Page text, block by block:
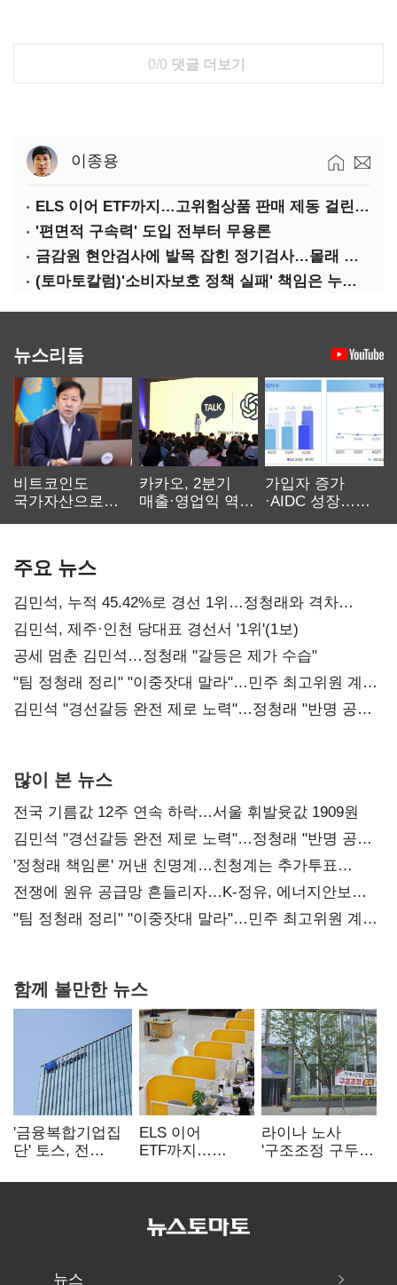
0/0 댓글 더보기
이종용
ELS 이어 ETF까지…고위험상품 판매 제동 걸린 은행
'편면적 구속력' 도입 전부터 무용론
금감원 현안검사에 발목 잡힌 정기검사…몰래 웃는 금융권
(토마토칼럼)'소비자보호 정책 실패' 책임은 누가 지나
뉴스리듬
비트코인도
국가자산으로…'
카카오, 2분기
매출·영업익 역대
가입자 증가
·AIDC 성장…
주요 뉴스
김민석, 누적 45.42%로 경선 1위…정청래와 격차
0.86%p(2보)
김민석, 제주·인천 당대표 경선서 '1위'(1보)
공세 멈춘 김민석…정청래 "갈등은 제가 수습"
"팀 정청래 정리" "이중잣대 말라"…민주 최고위원 계파
다툼 격화
김민석 "경선갈등 완전 제로 노력"…정청래 "반명 공세
많이 본 뉴스
전국 기름값 12주 연속 하락…서울 휘발윳값 1909원
김민석 "경선갈등 완전 제로 노력"…정청래 "반명 공세
사과부터"
'정청래 책임론' 꺼낸 친명계…친청계는 추가투표
때리기
전쟁에 원유 공급망 흔들리자…K-정유, 에너지안보
핵심으로 재부상
"팀 정청래 정리" "이중잣대 말라"…민주 최고위원 계파
함께 볼만한 뉴스
'금융복합기업집
단' 토스, 전
표준화
ELS 이어
ETF까지…
제동 걸린 은행
라이나 노사
'구조조정 구두
뉴스